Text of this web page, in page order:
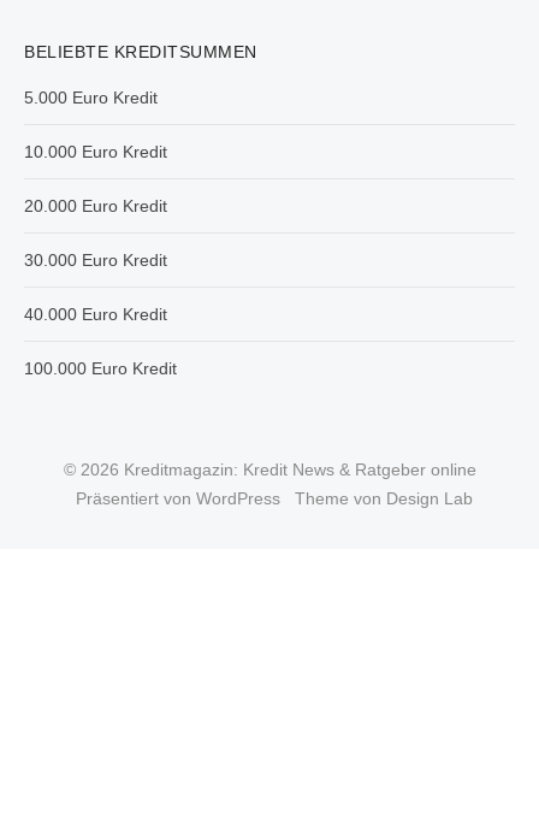
BELIEBTE KREDITSUMMEN
5.000 Euro Kredit
10.000 Euro Kredit
20.000 Euro Kredit
30.000 Euro Kredit
40.000 Euro Kredit
100.000 Euro Kredit
© 2026 Kreditmagazin: Kredit News & Ratgeber online
Präsentiert von WordPress
Theme von Design Lab